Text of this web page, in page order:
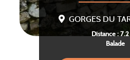
GORGES DU
Distance :
Balade